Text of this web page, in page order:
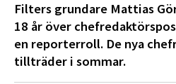
Filters grundare Mattias
18 år över
en reporterroll. De nya
tillträder i sommar.